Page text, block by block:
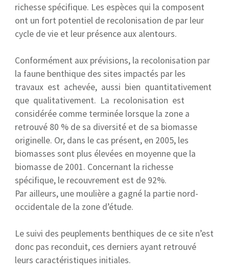
richesse spécifique. Les espèces qui la composent
ont un fort potentiel de recolonisation de par leur
cycle de vie et leur présence aux alentours.
Conformément aux prévisions, la recolonisation par
la faune benthique des sites impactés par les
travaux est achevée, aussi bien quantitativement
que qualitativement. La recolonisation est
considérée comme terminée lorsque la zone a
retrouvé 80 % de sa diversité et de sa biomasse
originelle. Or, dans le cas présent, en 2005, les
biomasses sont plus élevées en moyenne que la
biomasse de 2001. Concernant la richesse
spécifique, le recouvrement est de 92%.
Par ailleurs, une moulière a gagné la partie nord-
occidentale de la zone d’étude.
Le suivi des peuplements benthiques de ce site n’est
donc pas reconduit, ces derniers ayant retrouvé
leurs caractéristiques initiales.